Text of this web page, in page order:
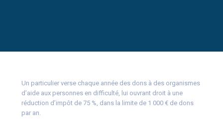
Un particulier verse chaque année des dons à des organismes
d’aide aux personnes en difficulté, lui ouvrant droit à une
réduction d’impôt de 75 %, dans la limite de 1 000 € de dons
par an.